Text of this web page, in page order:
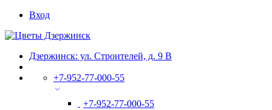
Вход
Дзержинск: ул. Строителей, д. 9 В
+7-952-77-000-55
+7-952-77-000-55